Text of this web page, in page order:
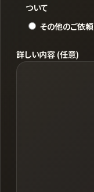
ついて
その他のご依頼
詳しい内容 (任意)